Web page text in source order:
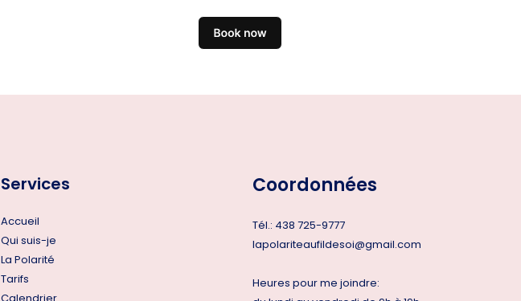
Services
Accueil
Qui suis-je
La Polarité
Tarifs
Coordonnées
Tél.: 438 725-9777
lapolariteaufildesoi@gmail.com
Heures pour me joindre: